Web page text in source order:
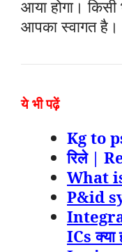
आया होगा।
आपका स्वागत है।
ये भी पढ़ें
Kg to
रिले |
What
P&id
ICs क्या